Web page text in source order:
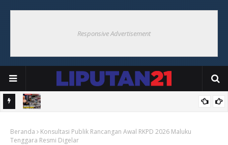
Responsive Advertisement
Peringatan HUT ke-81 RI
Beranda
Konsultasi Publik Rancangan Awal RKPD 2026 Maluku
Tenggara Resmi Digelar